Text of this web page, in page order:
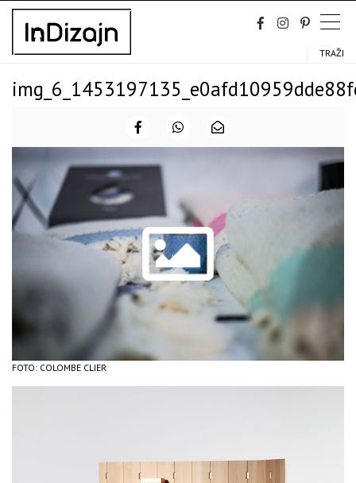
Skip
content
TRAŽI
FOTO: COLOMBE CLIER